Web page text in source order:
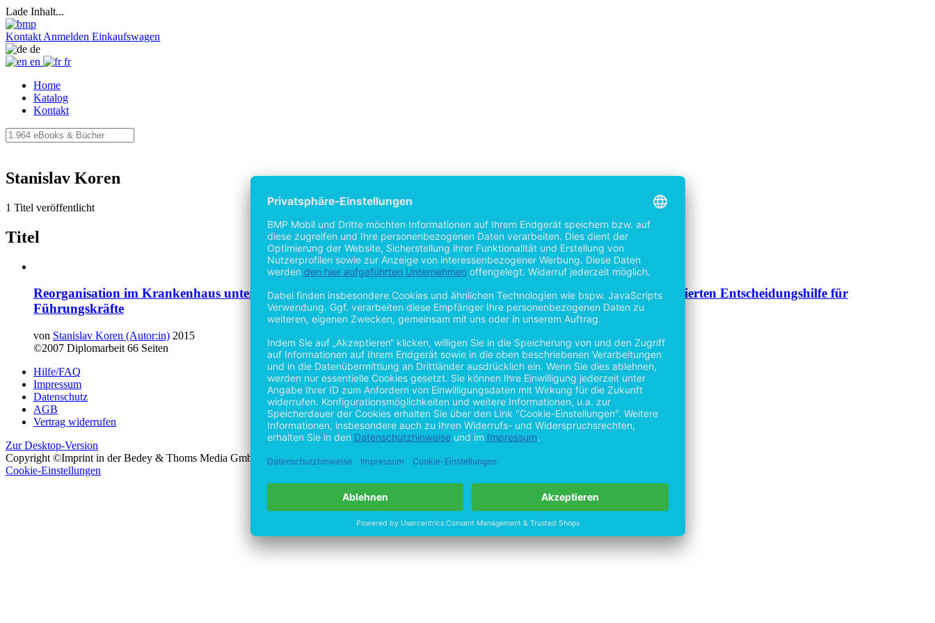
Lade Inhalt...
Kontakt Anmelden Einkaufswagen
de
en
fr
Home
Katalog
Kontakt
Stanislav Koren
1 Titel veröffentlicht
Titel
Reorganisation im Krankenhaus unter Berücksichtigung der Mitarbeiterzufriedenheit: Entwicklung einer strukturierten Entscheidungshilfe für
Führungskräfte
von Stanislav Koren (Autor:in) 2015
©2007 Diplomarbeit 66 Seiten
Hilfe/FAQ
Impressum
Datenschutz
AGB
Vertrag widerrufen
Zur Desktop-Version
Copyright ©Imprint in der Bedey & Thoms Media GmbH
powered byOpen Publishing
Cookie-Einstellungen